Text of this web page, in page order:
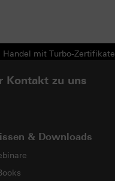
mit Turbo-
Kontakt zu uns
& Downloads